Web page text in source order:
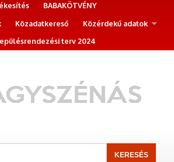
BABAKÖTVÉNY
Közadatkereső
Közérdekű adatok
terv 2024